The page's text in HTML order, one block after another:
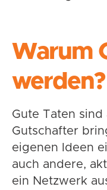
Warum
werden?
Gute Taten sind
Gutschafter
eigenen Ideen
auch andere,
ein Netzwerk